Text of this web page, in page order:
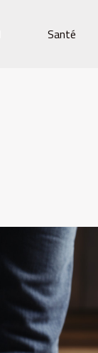
Santé